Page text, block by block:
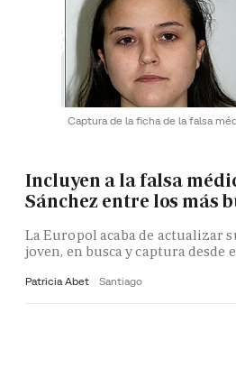
Captura de la ficha de la falsa
Incluyen a la falsa
Sánchez entre los más
La Europol acaba de actualizar
joven, en busca y captura desde
Patricia Abet Santiago